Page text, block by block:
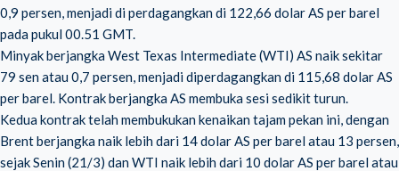
0,9 persen, menjadi di perdagangkan di 122,66 dolar AS per barel
pada pukul 00.51 GMT.
Minyak berjangka West Texas Intermediate (WTI) AS naik sekitar
79 sen atau 0,7 persen, menjadi diperdagangkan di 115,68 dolar AS
per barel. Kontrak berjangka AS membuka sesi sedikit turun.
Kedua kontrak telah membukukan kenaikan tajam pekan ini, dengan
Brent berjangka naik lebih dari 14 dolar AS per barel atau 13 persen,
sejak Senin (21/3) dan WTI naik lebih dari 10 dolar AS per barel atau